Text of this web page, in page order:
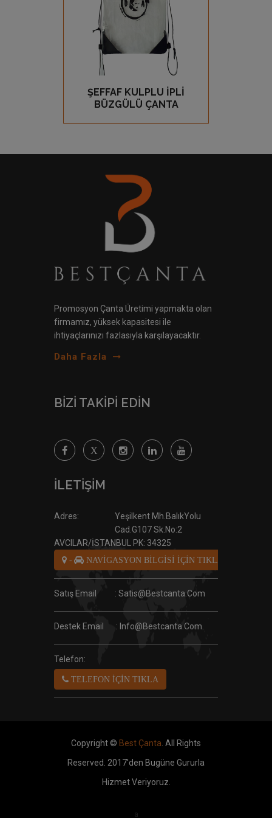
GÖZ AT
ŞEFFAF KULPLU İPLİ
BÜZGÜLÜ ÇANTA
Promosyon Çanta Üretimi yapmakta olan
firmamız, yüksek kapasitesi ile
ihtiyaçlarınızı fazlasıyla karşılayacaktır.
Daha Fazla
BİZİ TAKİPİ EDİN
İLETİŞİM
Adres:
Yeşilkent Mh.BalıkYolu
Cad.G107 Sk.No:2
AVCILAR/İSTANBUL PK: 34325
- NAVİGASYON BİLGİSİ İÇİN TIKLA
Satış Email : Satis@bestcanta.com
Destek Email : Info@bestcanta.com
Telefon:
TELEFON İÇİN TIKLA
Copyright © Best Çanta . All Rights
Reserved. 2017'den Bugüne Gururla
Hizmet Veriyoruz.
a